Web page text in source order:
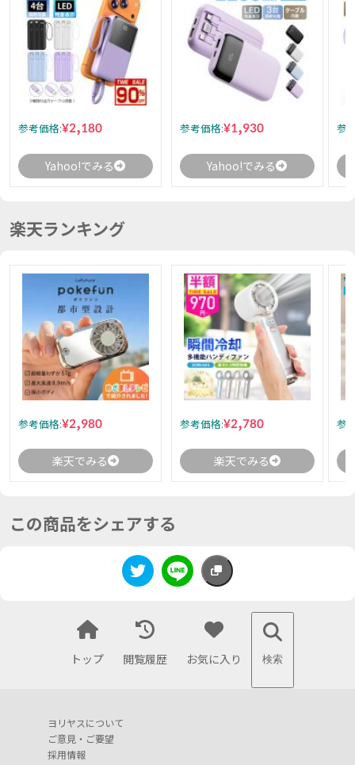
参考価格:¥2,180
Yahoo!でみる
参考価格:¥1,930
Yahoo!でみる
参
楽天ランキング
参考価格:¥2,980
楽天でみる
参考価格:¥2,780
楽天でみる
参
この商品をシェアする
トップ 閲覧履歴 お気に入り 検索
ヨリヤスについて
ご意見・ご要望
採用情報